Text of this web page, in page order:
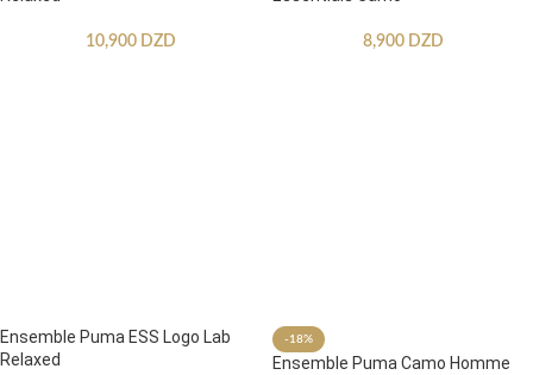
10,900 DZD 8,900 DZD
Ensemble Puma ESS Logo Lab
Relaxed
-18%
Ensemble Puma Camo Homme